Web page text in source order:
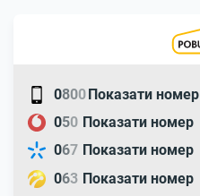
0800Показати номер
050 Показати номер
067 Показати номер
063 Показати номер